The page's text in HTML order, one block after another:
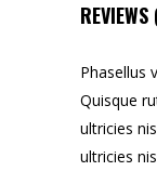
REVIEWS
Phasellus
Quisque
ultricies
ultricies